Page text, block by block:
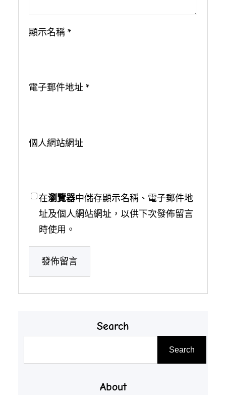
顯示名稱 *
電子郵件地址 *
個人網站網址
在瀏覽器中儲存顯示名稱、電子郵件地
址及個人網站網址，以供下次發佈留言
時使用。
Search
Search
About